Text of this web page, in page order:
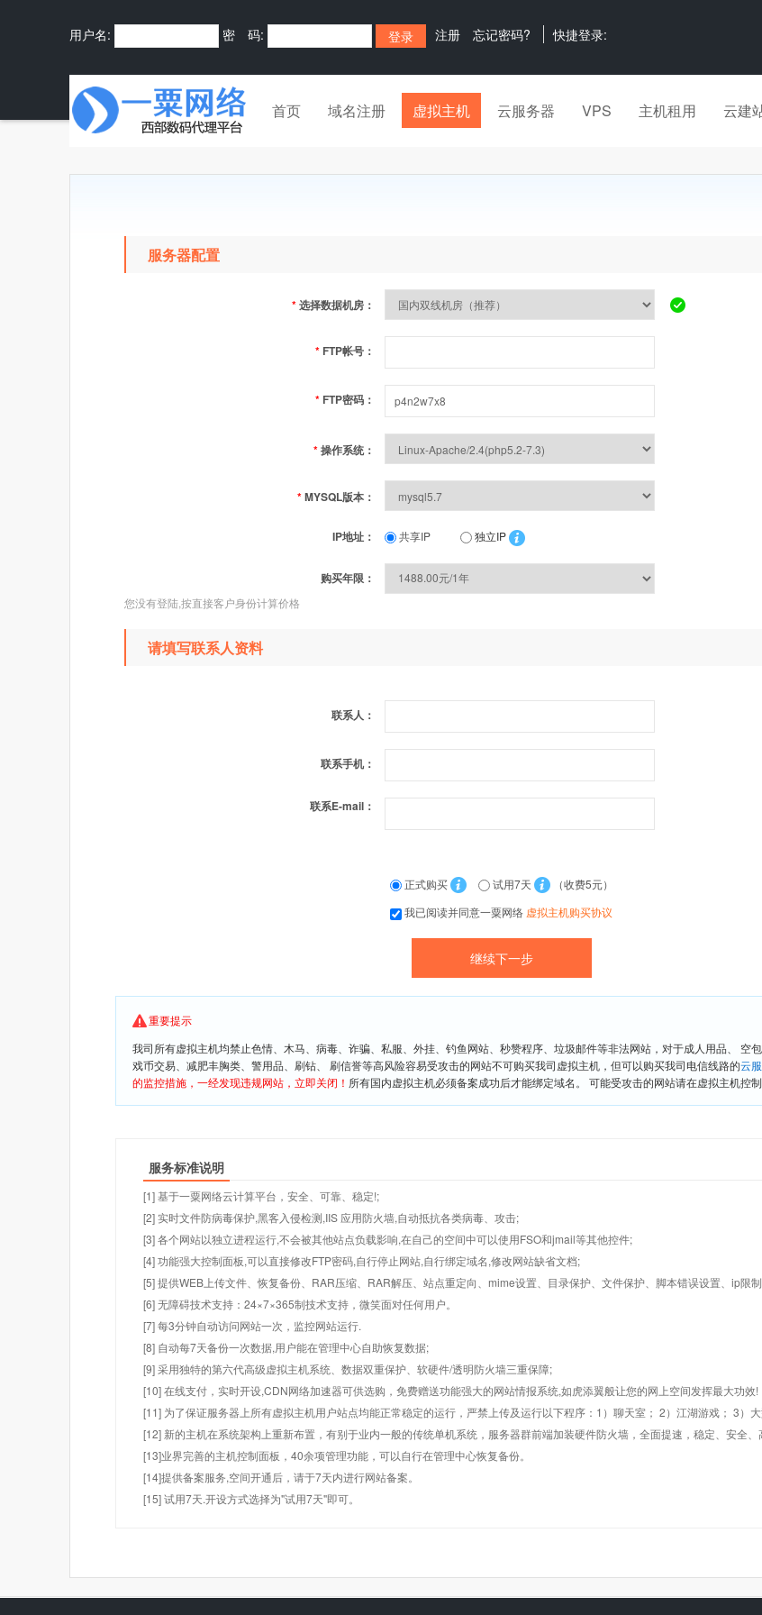
用户名: 密 码: 注册 忘记密码? 快捷登录:
首页 域名注册 虚拟主机 云服务器 VPS 主机租用 云建
服务器配置
*选择数据机房：
* FTP帐号：
* FTP密码：
*操作系统：
*MYSQL版本：
IP地址： 共享IP 独立IP
购买年限：
您没有登陆,按直接客户身份计算价格
请填写联系人资料
联系人：
联系手机：
联系E-mail：
正式购买 试用7天
（收费5元）
我已阅读并同意一粟网络 虚拟主机购买协议
重要提示
我司所有虚拟主机均禁止色情、木马、病毒、诈骗、私服、外挂、钓鱼网站、秒赞程序、垃圾邮件等非法网站，对于成人用品、 空
戏币交易、减肥丰胸类、警用品、刷钻、 刷信誉等高风险容易受攻击的网站不可购买我司虚拟主机，但可以购买我司电信线路的云
的监控措施，一经发现违规网站，立即关闭！ 所有国内虚拟主机必须备案成功后才能绑定域名。 可能受攻击的网站请在虚拟主机控
服务标准说明
[1] 基于一粟网络云计算平台，安全、可靠、稳定!;
[2] 实时文件防病毒保护,黑客入侵检测,IIS 应用防火墙,自动抵抗各类病毒、攻击;
[3] 各个网站以独立进程运行,不会被其他站点负载影响,在自己的空间中可以使用FSO和jmail等其他控件;
[4] 功能强大控制面板,可以直接修改FTP密码,自行停止网站,自行绑定域名,修改网站缺省文档;
[5] 提供WEB上传文件、恢复备份、RAR压缩、RAR解压、站点重定向、mime设置、目录保护、文件保护、脚本错误设置、ip限
[6] 无障碍技术支持：24×7×365制技术支持，微笑面对任何用户。
[7] 每3分钟自动访问网站一次，监控网站运行.
[8] 自动每7天备份一次数据,用户能在管理中心自助恢复数据;
[9] 采用独特的第六代高级虚拟主机系统、数据双重保护、软硬件/透明防火墙三重保障;
[10] 在线支付，实时开设,CDN网络加速器可供选购，免费赠送功能强大的网站情报系统,如虎添翼般让您的网上空间发挥最大功效!
[11] 为了保证服务器上所有虚拟主机用户站点均能正常稳定的运行，严禁上传及运行以下程序：1）聊天室； 2）江湖游戏； 3）
[12] 新的主机在系统架构上重新布置，有别于业内一般的传统单机系统，服务器群前端加装硬件防火墙，全面提速，稳定、安全
[13]业界完善的主机控制面板，40余项管理功能，可以自行在管理中心恢复备份。
[14]提供备案服务,空间开通后，请于7天内进行网站备案。
[15] 试用7天.开设方式选择为"试用7天"即可。